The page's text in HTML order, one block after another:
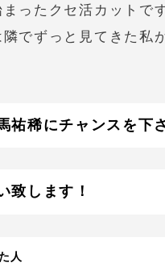
ったクセ活カットです
でずっと見てきた私
祐稀にチャンスを下
致します！
人